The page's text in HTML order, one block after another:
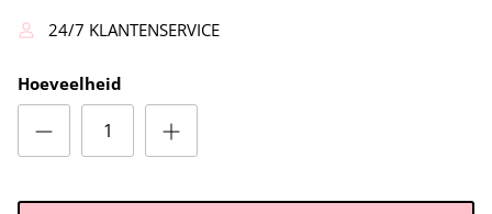
24/7 KLANTENSERVICE
Hoeveelheid